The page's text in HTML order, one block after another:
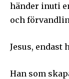
händer inuti
och
Jesus, endast
Han som